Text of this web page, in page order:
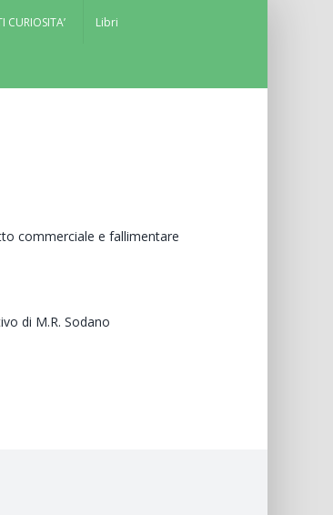
CURIOSITA’ Libri
commerciale e fallimentare
di M.R. Sodano